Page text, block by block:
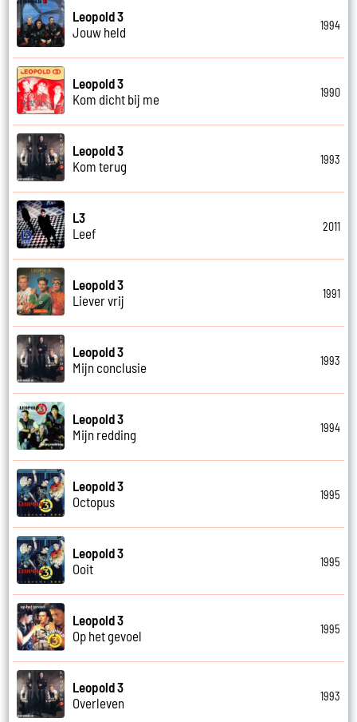
Leopold 3
Jouw held
1994
Leopold 3
Kom dicht bij me
1990
Leopold 3
Kom terug
1993
L3
Leef
2011
Leopold 3
Liever vrij
1991
Leopold 3
Mijn conclusie
1993
Leopold 3
Mijn redding
1994
Leopold 3
Octopus
1995
Leopold 3
Ooit
1995
Leopold 3
Op het gevoel
1995
Leopold 3
Overleven
1993